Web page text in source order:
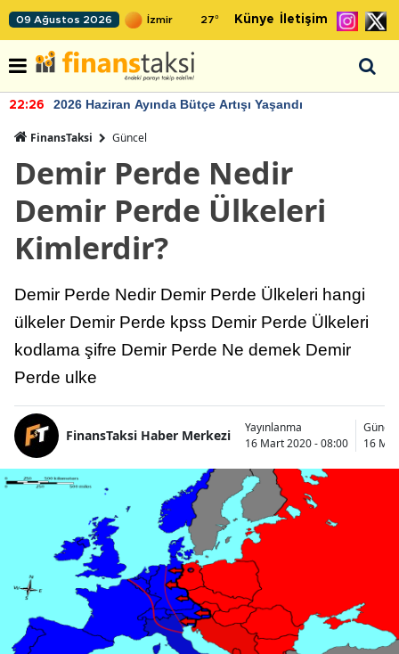
09 Ağustos 2026 27° Künye İletişim
22:26 2026 Haziran Ayında Bütçe Artışı Yaşandı
FinansTaksi Güncel
Demir Perde Nedir
Demir Perde Ülkeleri
Kimlerdir?
Demir Perde Nedir Demir Perde Ülkeleri hangi
ülkeler Demir Perde kpss Demir Perde Ülkeleri
kodlama şifre Demir Perde Ne demek Demir
Perde ulke
FinansTaksi Haber Merkezi
Yayınlanma
16 Mart 2020 - 08:00
16